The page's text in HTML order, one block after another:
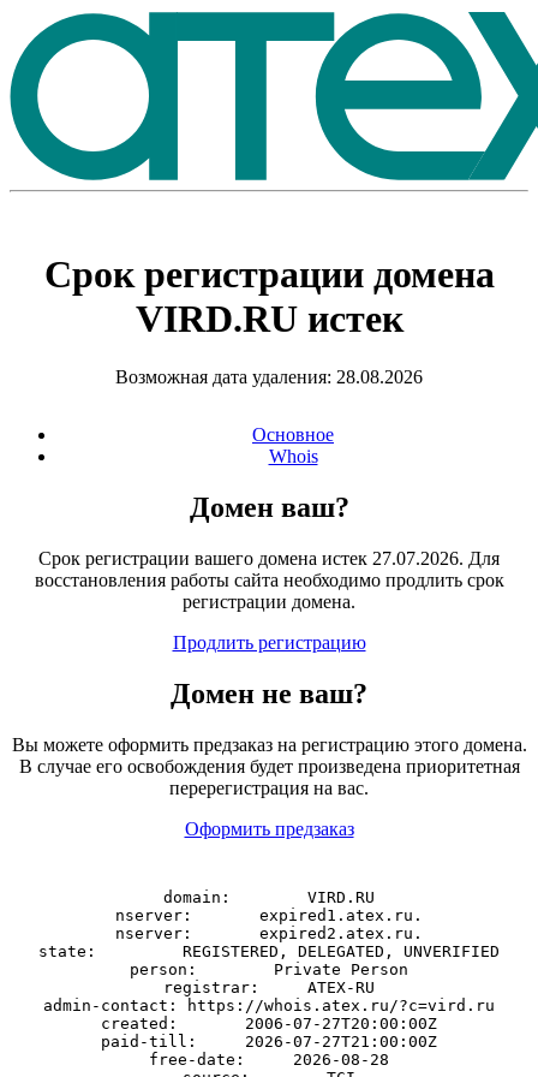
Срок регистрации домена
VIRD.RUистек
Возможная дата удаления: 28.08.2026
Основное
Whois
Домен ваш?
Срок регистрации вашего домена истек 27.07.2026. Для
восстановления работы сайта необходимо продлить срок
регистрации домена.
Продлить регистрацию
Домен не ваш?
Вы можете оформить предзаказ на регистрацию этого домена.
В случае его освобождения будет произведена приоритетная
перерегистрация на вас.
Оформить предзаказ
domain:        VIRD.RU
nserver:       expired1.atex.ru.
nserver:       expired2.atex.ru.
state:         REGISTERED, DELEGATED, UNVERIFIED
person:        Private Person
registrar:     ATEX-RU
admin-contact: https://whois.atex.ru/?c=vird.ru
created:       2006-07-27T20:00:00Z
paid-till:     2026-07-27T21:00:00Z
free-date:     2026-08-28